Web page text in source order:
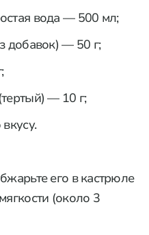
вода — 500 мл;
добавок) — 50 г;
— 10 г;
его в кастрюле
(около 3